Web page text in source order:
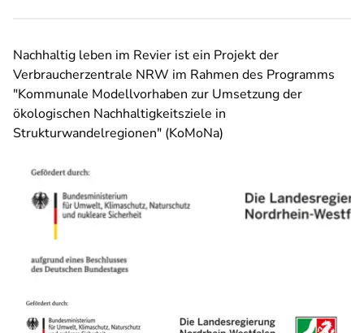
Nachhaltig leben im Revier ist ein Projekt der
Verbraucherzentrale NRW im Rahmen des Programms
"Kommunale Modellvorhaben zur Umsetzung der
ökologischen Nachhaltigkeitsziele in
Strukturwandelregionen" (KoMoNa)